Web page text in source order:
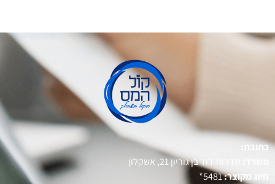
כתובת:
משרד:
שדרות דוד בן גוריון 21, אשקלון
חיוג מקוצר:5481*